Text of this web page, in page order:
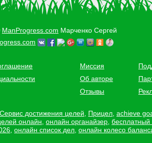
ManProgress.com Марченко Сергей
Миссия
Об авторе
Отзывы
Сервис достижения целей Прицел achieve
онлайн онлайн органайзер
онлайн список дел онлайн колесо